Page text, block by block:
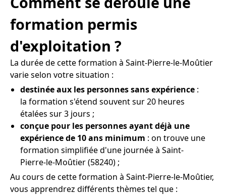
formation permis
d'exploitation ?
La durée de cette formation à Saint-Pierre-le-Moûtier
varie selon votre situation :
destinée aux les personnes sans expérience :
la formation s'étend souvent sur 20 heures
étalées sur 3 jours ;
conçue pour les personnes ayant déjà une
expérience de 10 ans minimum : on trouve une
formation simplifiée d'une journée à Saint-
Pierre-le-Moûtier (58240) ;
Au cours de cette formation à Saint-Pierre-le-Moûtier,
vous apprendrez différents thèmes tel que :